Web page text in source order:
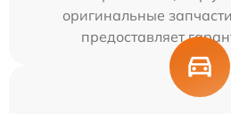
оригинальные
предоставляет